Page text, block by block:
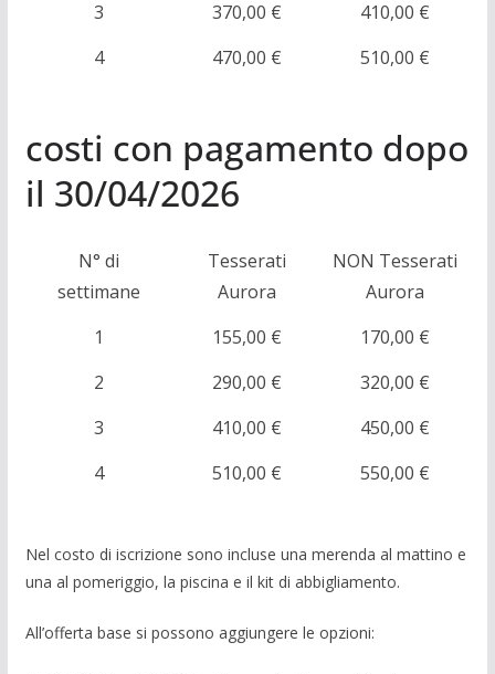
3 370,00 €
410,00 €
4
470,00 € 510,00 €
costi con pagamento dopo
il 30/04/2026
N° di
settimane
Tesserati
Aurora
NON Tesserati
Aurora
1
155,00 €
170,00 €
2
290,00 €
320,00 €
3
410,00 €
450,00 €
4
510,00 € 550,00 €
Nel costo di iscrizione sono incluse una merenda al mattino e
una al pomeriggio, la piscina e il kit di abbigliamento.
All’offerta base si possono aggiungere le opzioni: